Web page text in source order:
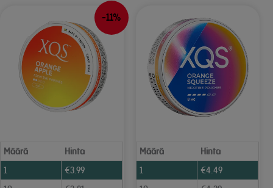
-11%
Määrä
Hinta
1
€3.99
Määrä
Hinta
1
€4.49